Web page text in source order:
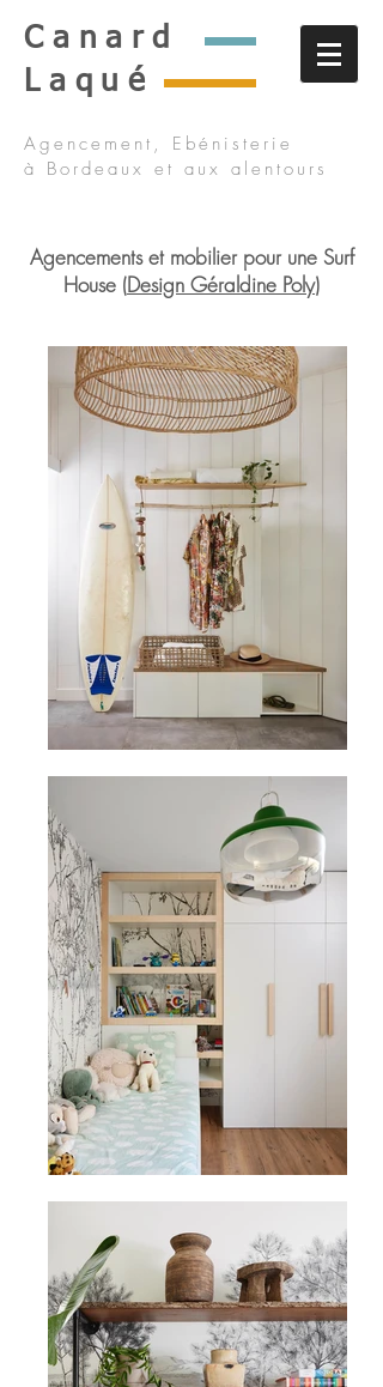
Canard
Laqué
Agencement, Ebénisterie
à Bordeaux et aux alentours
Agencements et mobilier pour une Surf
House (Design Géraldine Poly)